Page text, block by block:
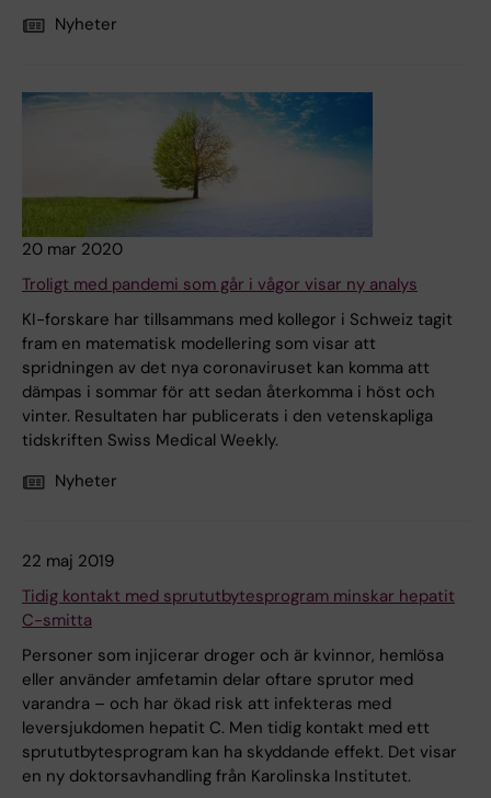
Nyheter
20 mar 2020
Troligt med pandemi som går i vågor visar ny analys
KI-forskare har tillsammans med kollegor i Schweiz tagit
fram en matematisk modellering som visar att
spridningen av det nya coronaviruset kan komma att
dämpas i sommar för att sedan återkomma i höst och
vinter. Resultaten har publicerats i den vetenskapliga
tidskriften Swiss Medical Weekly.
Nyheter
22 maj 2019
Tidig kontakt med sprututbytesprogram minskar hepatit
C-smitta
Personer som injicerar droger och är kvinnor, hemlösa
eller använder amfetamin delar oftare sprutor med
varandra – och har ökad risk att infekteras med
leversjukdomen hepatit C. Men tidig kontakt med ett
sprututbytesprogram kan ha skyddande effekt. Det visar
en ny doktorsavhandling från Karolinska Institutet.